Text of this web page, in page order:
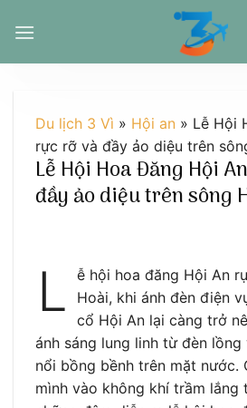
đến
Du lịch 3 Vì » Hội an » Lễ Hội
rực rỡ và đầy ảo diệu trên
Lễ Hội Hoa Đăng Hội
đầy ảo diệu trên sông
L
ễ hội hoa đăng Hội An
Hoài, khi ánh đèn điện
cổ Hội An lại càng trở
ánh sáng lung linh từ đèn lồng
nổi bồng bềnh trên mặt nước.
mình vào không khí trầm lắng